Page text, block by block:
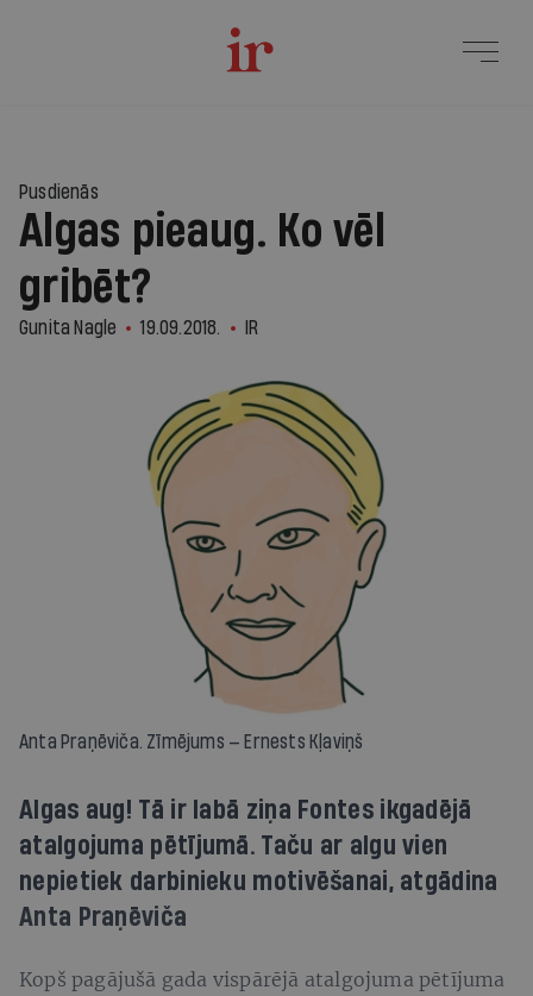
Pusdienās
Algas pieaug. Ko vēl
gribēt?
Gunita Nagle 19.09.2018. IR
Anta Praņēviča. Zīmējums — Ernests Kļaviņš
Algas aug! Tā ir labā ziņa Fontes ikgadējā
atalgojuma pētījumā. Taču ar algu vien
nepietiek darbinieku motivēšanai, atgādina
Anta Praņēviča
Kopš pagājušā gada vispārējā atalgojuma pētījuma